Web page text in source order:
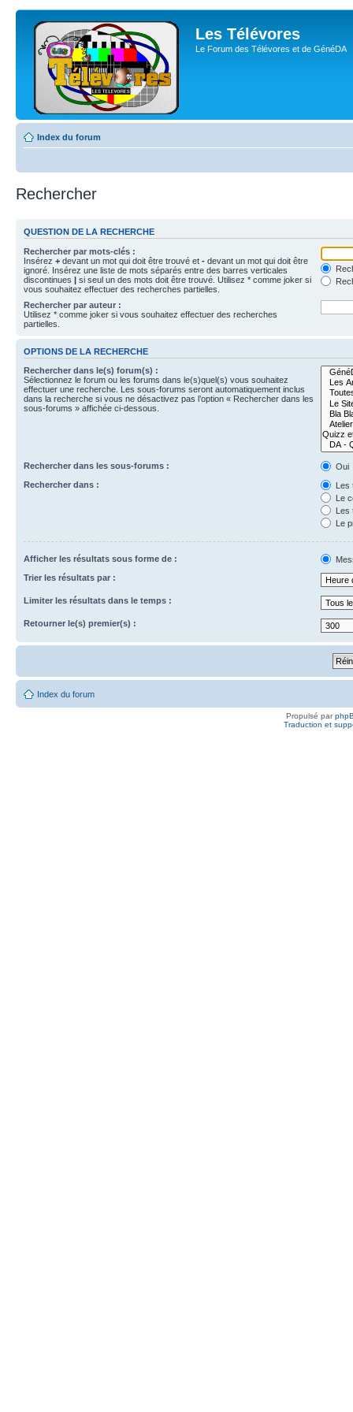
Les Télévores
Le Forum des Télévores et de GénéDA
Index du forum
Rechercher
QUESTION DE LA RECHERCHE
Rechercher par mots-clés :
Insérez + devant un mot qui doit être trouvé et - devant un mot qui doit être
ignoré. Insérez une liste de mots séparés entre des barres verticales
discontinues | si seul un des mots doit être trouvé. Utilisez * comme joker si
vous souhaitez effectuer des recherches partielles.
Rechercher par auteur :
Utilisez * comme joker si vous souhaitez effectuer des recherches
partielles.
OPTIONS DE LA RECHERCHE
Rechercher dans le(s) forum(s) :
Sélectionnez le forum ou les forums dans le(s)quel(s) vous souhaitez
effectuer une recherche. Les sous-forums seront automatiquement inclus
dans la recherche si vous ne désactivez pas l’option « Rechercher dans les
sous-forums » affichée ci-dessous.
Rechercher dans les sous-forums :
Oui
Rechercher dans :
Les
Le
Les
Le
Afficher les résultats sous forme de :
Trier les résultats par :
Limiter les résultats dans le temps :
Retourner le(s) premier(s) :
Index du forum
Propulsé par
Traduction et